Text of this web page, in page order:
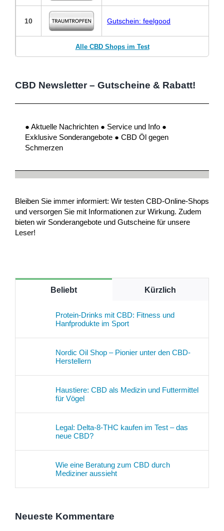
10 Gutschein: feelgood
Alle CBD Shops im Test
CBD Newsletter – Gutscheine & Rabatt!
● Aktuelle Nachrichten ● Service und Info ●
Exklusive Sonderangebote ● CBD Öl gegen
Schmerzen
Bleiben Sie immer informiert: Wir testen CBD-Online-Shops
und versorgen Sie mit Informationen zur Wirkung. Zudem
bieten wir Sonderangebote und Gutscheine für unsere
Leser!
Beliebt Kürzlich
Protein-Drinks mit CBD: Fitness und
Hanfprodukte im Sport
Nordic Oil Shop – Pionier unter den CBD-
Herstellern
Haustiere: CBD als Medizin und Futtermittel
für Vögel
Legal: Delta-8-THC kaufen im Test – das
neue CBD?
Wie eine Beratung zum CBD durch
Mediziner aussieht
Neueste Kommentare